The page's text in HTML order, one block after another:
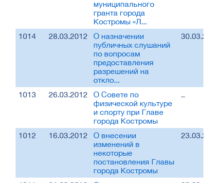
муниципального
гранта города
Костромы «Л...
1014 28.03.2012
О назначении
публичных слушаний
по вопросам
предоставления
разрешений на
откло...
1013 26.03.2012
О Совете по
физической культуре
и спорту при Главе
города Костромы
..
1012 16.03.2012
О внесении
изменений в
некоторые
постановления Главы
города Костромы